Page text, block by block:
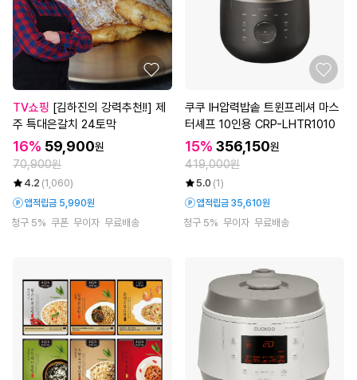
TV쇼핑
주 특대은갈치 24토막
16% 59,900원
70,900원
4.2 (1,060)
앱적립금 5,990원
청구 5% 쿠폰 무이자 무료배송
쿠쿠 IH압력밥솥 트윈프레셔 마스
터셰프 10인용 CRP-LHTR1010
15% 356,150원
419,000원
5.0 (1)
앱적립금 35,610원
청구 5% 무이자 무료배송